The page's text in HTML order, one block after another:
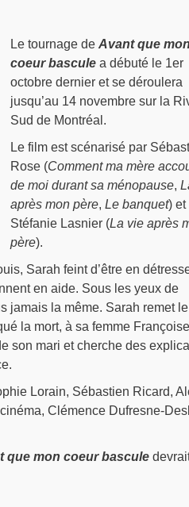
Le tournage de Avant que mon
coeur basculea débuté le 1er
octobre dernier et se déroulera
jusqu’au 14 novembre sur la
Sud de Montréal.
Le film est scénarisé par
Rose (Comment ma mère
de moi durant sa ménopause,
après mon père, Le banquet) et
Stéfanie Lasnier (La vie après
père).
Sarah feint d’être en
en aide. Sous les yeux de
jamais la même. Sarah remet le
la mort, à sa femme
son mari et cherche des
Lorain, Sébastien Ricard,
Clémence Dufresne-
que mon coeur bascule